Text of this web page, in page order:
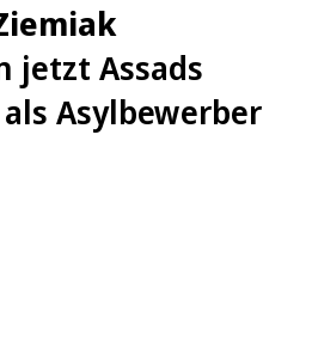
jetzt Assads
Asylbewerber